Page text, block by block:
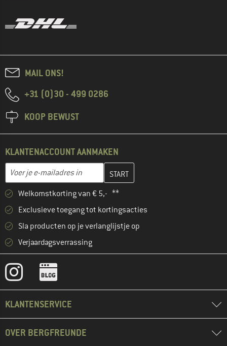
MAIL ONS!
+31 (0)30 - 499 0286
KOOP BEWUST
KLANTENACCOUNT AANMAKEN
E-mailadres
Vul je e-mailadres hier in en maak in de volgende stap je
Welkomstkorting van € 5,- **
Exclusieve toegang tot kortingsacties
Sla producten op je verlanglijstje op
Verjaardagsverrassing
KLANTENSERVICE
OVER BERGFREUNDE